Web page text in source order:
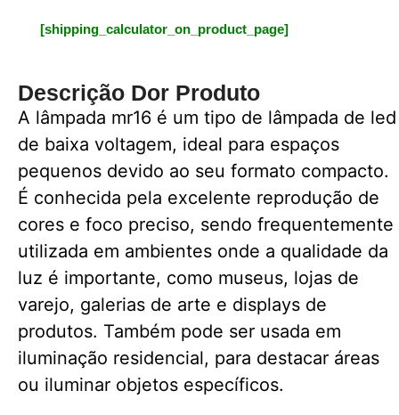
[shipping_calculator_on_product_page]
Descrição Dor Produto
A lâmpada mr16 é um tipo de lâmpada de led
de baixa voltagem, ideal para espaços
pequenos devido ao seu formato compacto.
É conhecida pela excelente reprodução de
cores e foco preciso, sendo frequentemente
utilizada em ambientes onde a qualidade da
luz é importante, como museus, lojas de
varejo, galerias de arte e displays de
produtos. Também pode ser usada em
iluminação residencial, para destacar áreas
ou iluminar objetos específicos.